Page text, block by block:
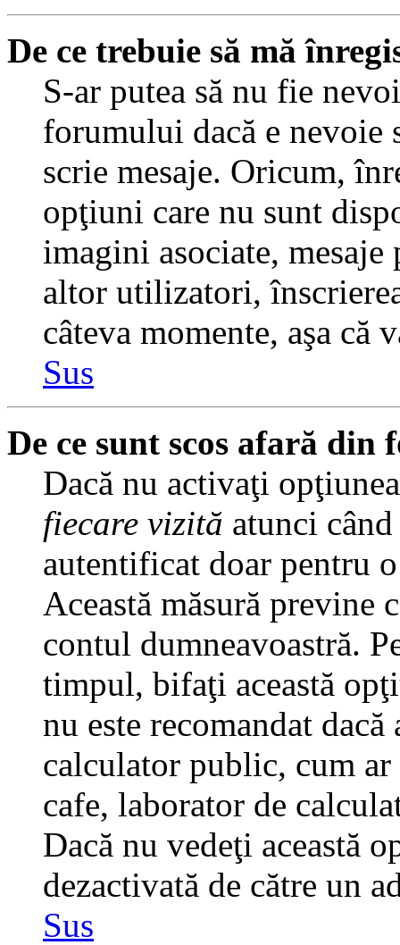
De ce trebuie să mă
S-ar putea să nu fie
forumului dacă e nevoie
scrie mesaje. Oricum,
opţiuni care nu sunt
imagini asociate,
altor utilizatori,
câteva momente, aşa că
Sus
De ce sunt scos afară din
Dacă nu activaţi
fiecare vizită atunci
autentificat doar pentru
Această măsură previne
contul dumneavoastră.
timpul, bifaţi această
nu este recomandat
calculator public, cum
cafe, laborator de
Dacă nu vedeţi această
dezactivată de către un
Sus